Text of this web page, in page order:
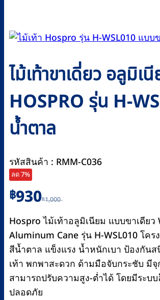
ไม้เท้าขาเดี่ยว อลูมิเ
HOSPRO รุ่น H-
น้ำตาล
รหัสสินค้า : RMM-C036
ลด 7%
฿1,000
Original
price
was:
฿1,000.
฿930
Current
price
is:
฿930.
Hospro ไม้เท้าอลูมิเนียม แบบขาเดีย
Aluminum Cane รุ่น H-WSL010 โคร
สีน้ำตาล แข็งแรง น้ำหนักเบา ป้องกัน
เท้า พกพาสะดวก ด้ามมือจับกระชับ มี
สามารถปรับความสูง-ต่ำได้ โดยมีระบ
ปลอดภัย